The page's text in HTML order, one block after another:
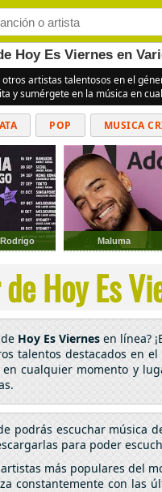
Hoy Es Viernes en
otros artistas talentosos en el
y sumérgete en la música en
POP MUSICA
Maluma
Hoy Es
Hoy Es Viernes en línea?
talentos destacados en
cualquier momento y
podrás escuchar música
para poder
más populares del
constantemente con las